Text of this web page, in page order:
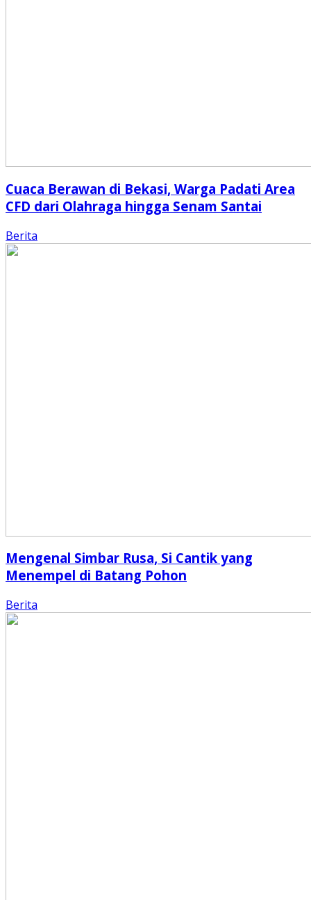
Cuaca Berawan di Bekasi, Warga Padati Area
CFD dari Olahraga hingga Senam Santai
Berita
Mengenal Simbar Rusa, Si Cantik yang
Menempel di Batang Pohon
Berita